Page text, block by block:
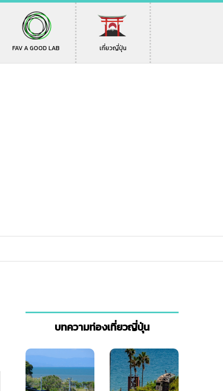
FAV A GOOD LAB เที่ยวญี่ปุ่น
บทความท่องเที่ยวญี่ปุ่น